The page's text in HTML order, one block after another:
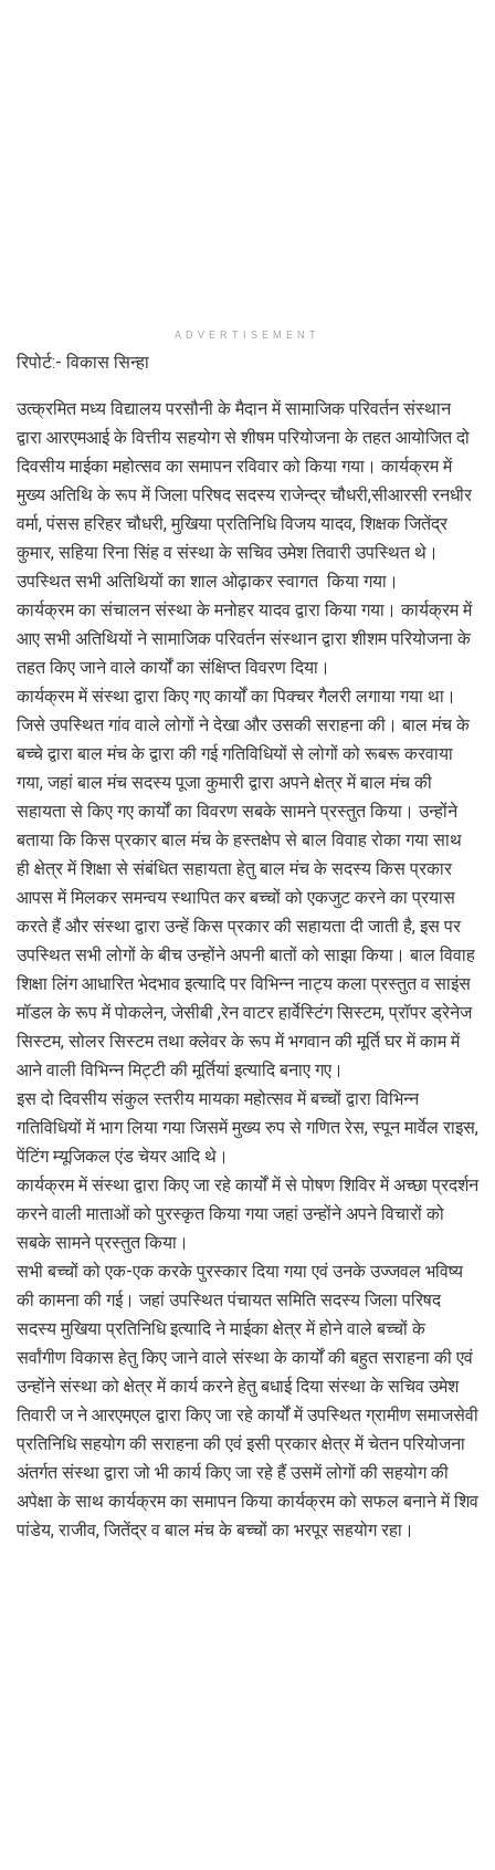
ADVERTISEMENT
रिपोर्ट:- विकास सिन्हा
उत्क्रमित मध्य विद्यालय परसौनी के मैदान में सामाजिक परिवर्तन संस्थान
द्वारा आरएमआई के वित्तीय सहयोग से शीषम परियोजना के तहत आयोजित दो
दिवसीय माईका महोत्सव का समापन रविवार को किया गया। कार्यक्रम में
मुख्य अतिथि के रूप में जिला परिषद सदस्य राजेन्द्र चौधरी,सीआरसी रनधीर
वर्मा, पंसस हरिहर चौधरी, मुखिया प्रतिनिधि विजय यादव, शिक्षक जितेंद्र
कुमार, सहिया रिना सिंह व संस्था के सचिव उमेश तिवारी उपस्थित थे।
उपस्थित सभी अतिथियों का शाल ओढ़ाकर स्वागत किया गया।
कार्यक्रम का संचालन संस्था के मनोहर यादव द्वारा किया गया। कार्यक्रम में
आए सभी अतिथियों ने सामाजिक परिवर्तन संस्थान द्वारा शीशम परियोजना के
तहत किए जाने वाले कार्यों का संक्षिप्त विवरण दिया।
कार्यक्रम में संस्था द्वारा किए गए कार्यों का पिक्चर गैलरी लगाया गया था।
जिसे उपस्थित गांव वाले लोगों ने देखा और उसकी सराहना की। बाल मंच के
बच्चे द्वारा बाल मंच के द्वारा की गई गतिविधियों से लोगों को रूबरू करवाया
गया, जहां बाल मंच सदस्य पूजा कुमारी द्वारा अपने क्षेत्र में बाल मंच की
सहायता से किए गए कार्यों का विवरण सबके सामने प्रस्तुत किया। उन्होंने
बताया कि किस प्रकार बाल मंच के हस्तक्षेप से बाल विवाह रोका गया साथ
ही क्षेत्र में शिक्षा से संबंधित सहायता हेतु बाल मंच के सदस्य किस प्रकार
आपस में मिलकर समन्वय स्थापित कर बच्चों को एकजुट करने का प्रयास
करते हैं और संस्था द्वारा उन्हें किस प्रकार की सहायता दी जाती है, इस पर
उपस्थित सभी लोगों के बीच उन्होंने अपनी बातों को साझा किया। बाल विवाह
शिक्षा लिंग आधारित भेदभाव इत्यादि पर विभिन्न नाट्य कला प्रस्तुत व साइंस
मॉडल के रूप में पोकलेन, जेसीबी ,रेन वाटर हार्वेस्टिंग सिस्टम, प्रॉपर ड्रेनेज
सिस्टम, सोलर सिस्टम तथा क्लेवर के रूप में भगवान की मूर्ति घर में काम में
आने वाली विभिन्न मिट्टी की मूर्तियां इत्यादि बनाए गए।
इस दो दिवसीय संकुल स्तरीय मायका महोत्सव में बच्चों द्वारा विभिन्न
गतिविधियों में भाग लिया गया जिसमें मुख्य रुप से गणित रेस, स्पून मार्वेल राइस,
पेंटिंग म्यूजिकल एंड चेयर आदि थे।
कार्यक्रम में संस्था द्वारा किए जा रहे कार्यों में से पोषण शिविर में अच्छा प्रदर्शन
करने वाली माताओं को पुरस्कृत किया गया जहां उन्होंने अपने विचारों को
सबके सामने प्रस्तुत किया।
सभी बच्चों को एक-एक करके पुरस्कार दिया गया एवं उनके उज्जवल भविष्य
की कामना की गई। जहां उपस्थित पंचायत समिति सदस्य जिला परिषद
सदस्य मुखिया प्रतिनिधि इत्यादि ने माईका क्षेत्र में होने वाले बच्चों के
सर्वांगीण विकास हेतु किए जाने वाले संस्था के कार्यों की बहुत सराहना की एवं
उन्होंने संस्था को क्षेत्र में कार्य करने हेतु बधाई दिया संस्था के सचिव उमेश
तिवारी ज ने आरएमएल द्वारा किए जा रहे कार्यों में उपस्थित ग्रामीण समाजसेवी
प्रतिनिधि सहयोग की सराहना की एवं इसी प्रकार क्षेत्र में चेतन परियोजना
अंतर्गत संस्था द्वारा जो भी कार्य किए जा रहे हैं उसमें लोगों की सहयोग की
अपेक्षा के साथ कार्यक्रम का समापन किया कार्यक्रम को सफल बनाने में शिव
पांडेय, राजीव, जितेंद्र व बाल मंच के बच्चों का भरपूर सहयोग रहा।